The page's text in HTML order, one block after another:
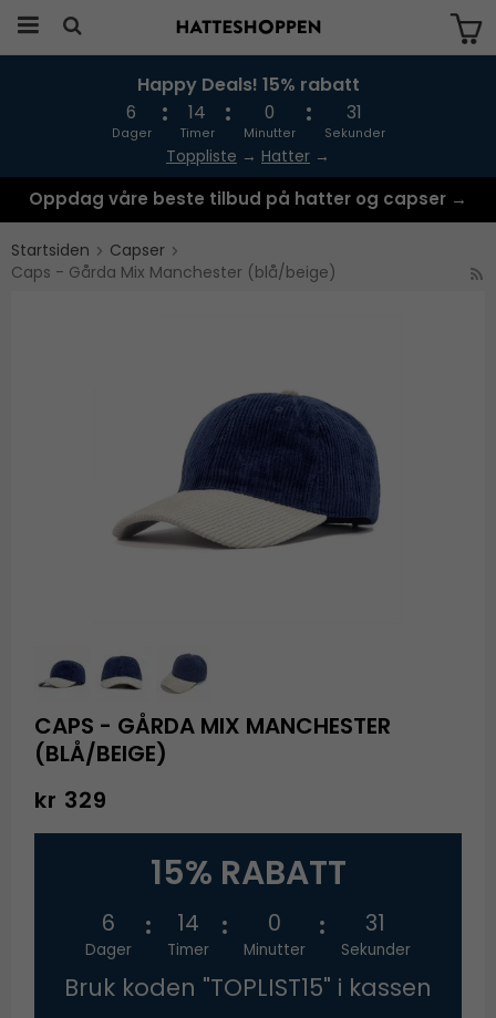
Produktet har blitt lagt til i handlekurven
Happy Deals! 15% rabatt
6
Dager
14
Timer
0
Minutter
31
Sekunder
Toppliste → Hatter →
Oppdag våre beste tilbud på hatter og capser →
Startsiden
Capser
Caps - Gårda Mix Manchester (blå/beige)
CAPS - GÅRDA MIX MANCHESTER
(BLÅ/BEIGE)
kr 329
15% RABATT
6
Dager
14
Timer
0
Minutter
31
Sekunder
Bruk koden "TOPLIST15" i kassen